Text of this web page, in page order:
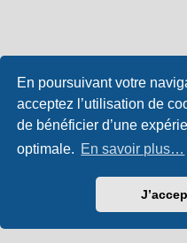
En poursuivant votre
acceptez l’utilisation de
de bénéficier d’une
optimale. En savoir plus…